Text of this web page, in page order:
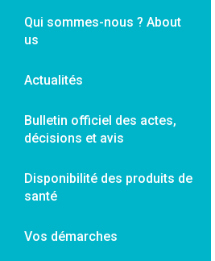
Qui sommes-nous ? About
us
Actualités
Bulletin officiel des actes,
décisions et avis
Disponibilité des produits de
santé
Vos démarches